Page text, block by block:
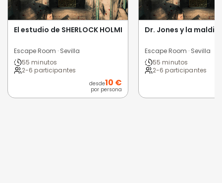
El estudio de SHERLOCK HOLMES
Escape Room · Sevilla
55 minutos
2-6 participantes
desde10 €
por persona
Dr. Jones y la
Escape Room · Sevilla
55 minutos
2-6 participantes